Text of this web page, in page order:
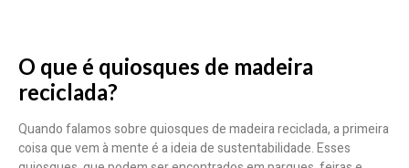
O que é quiosques de madeira
reciclada?
Quando falamos sobre quiosques de madeira reciclada, a primeira
coisa que vem à mente é a ideia de sustentabilidade. Esses